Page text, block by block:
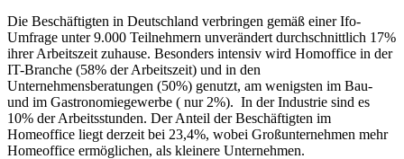
Die Beschäftigten in Deutschland verbringen gemäß einer Ifo-
Umfrage unter 9.000 Teilnehmern unverändert durchschnittlich 17%
ihrer Arbeitszeit zuhause. Besonders intensiv wird Homoffice in der
IT-Branche (58% der Arbeitszeit) und in den
Unternehmensberatungen (50%) genutzt, am wenigsten im Bau-
und im Gastronomiegewerbe ( nur 2%). In der Industrie sind es
10% der Arbeitsstunden. Der Anteil der Beschäftigten im
Homeoffice liegt derzeit bei 23,4%, wobei Großunternehmen mehr
Homeoffice ermöglichen, als kleinere Unternehmen.